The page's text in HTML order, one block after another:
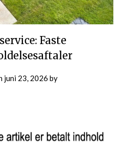
Faste
juni 23, 2026 by